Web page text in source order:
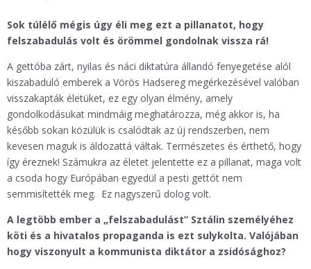
Sok túlélő mégis úgy éli meg ezt a pillanatot, hogy
felszabadulás volt és örömmel gondolnak vissza rá!
A gettóba zárt, nyilas és náci diktatúra állandó fenyegetése alól
kiszabaduló emberek a Vörös Hadsereg megérkezésével valóban
visszakapták életüket, ez egy olyan élmény, amely
gondolkodásukat mindmáig meghatározza, még akkor is, ha
később sokan közülük is csalódtak az új rendszerben, nem
kevesen maguk is áldozattá váltak. Természetes és érthető, hogy
így éreznek! Számukra az életet jelentette ez a pillanat, maga volt
a csoda hogy Európában egyedül a pesti gettót nem
semmisítették meg. Ez nagyszerű dolog volt.
A legtöbb ember a „felszabadulást” Sztálin személyéhez
köti és a hivatalos propaganda is ezt sulykolta. Valójában
hogy viszonyult a kommunista diktátor a zsidósághoz?